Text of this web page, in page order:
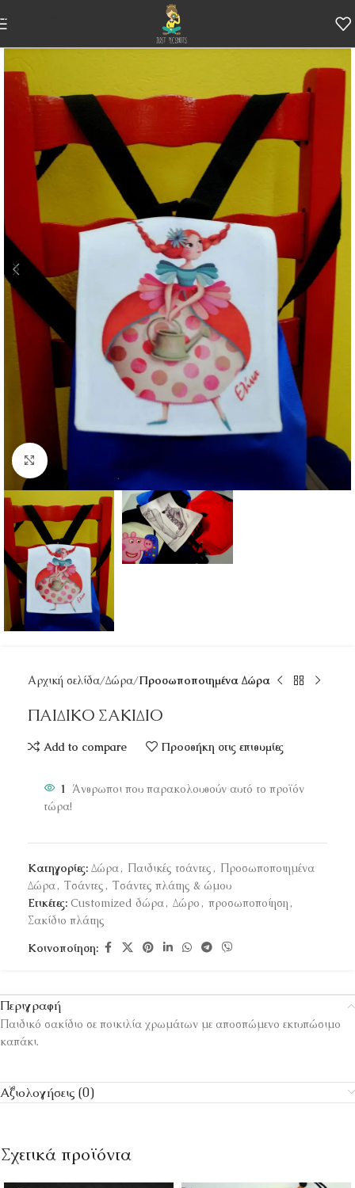
Skip to navigation
Skip to main content
Κάντε κλικ για μεγέθυνση
Αρχική σελίδα Δώρα Προσωποποιημένα Δώρα
ΠΑΙΔΙΚΟ ΣΑΚΙΔΙΟ
Add to compare Προσθήκη στις επιθυμίες
1 Άνθρωποι που παρακολουθούν αυτό το προϊόν
τώρα!
Κατηγορίες: Δώρα, Παιδικές τσάντες , Προσωποποιημένα
Δώρα, Τσάντες , Τσάντες πλάτης & ώμου
Ετικέτες: Customized δώρα, Δώρο , προσωποποίηση ,
Σακίδιο πλάτης
Κοινοποίηση:
Περιγραφή
Παιδικό σακίδιο σε ποικιλία χρωμάτων με αποσπώμενο εκτυπώσιμο
καπάκι.
Αξιολογήσεις (0)
Σχετικά προϊόντα